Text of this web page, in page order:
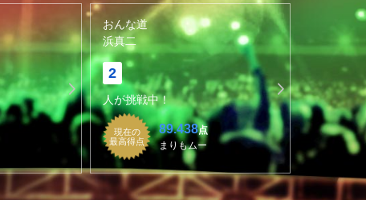
おんな道
浜真二
2
人が挑戦中！
現在の
最高得点
89.438点
まりもムー